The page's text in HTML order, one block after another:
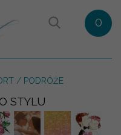
0
/ PODRÓŻE
STYLU